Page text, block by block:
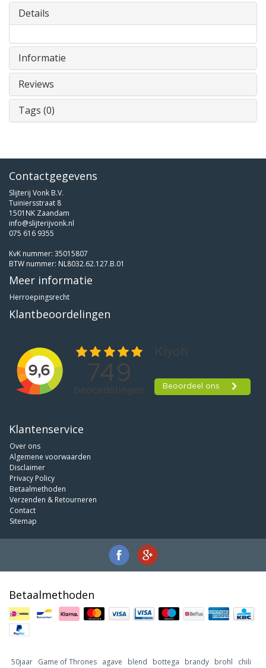
Details
Informatie
Reviews
Tags (0)
Contactgegevens
Slijterij Vonk B.V.
Tuiniersstraat 8
1501NK Zaandam
info@slijterijvonk.nl
075 616 9355
KvK nummer: 35015807
BTW nummer: NL8032.62.127.B.01
Meer informatie
Herroepingsrecht
Klantbeoordelingen
Klantenservice
Over ons
Algemene voorwaarden
Disclaimer
Privacy Policy
Betaalmethoden
Verzenden & Retourneren
Contact
Sitemap
Betaalmethoden
50jaar Game of Thrones agave blend bottega brandy brohl
chili